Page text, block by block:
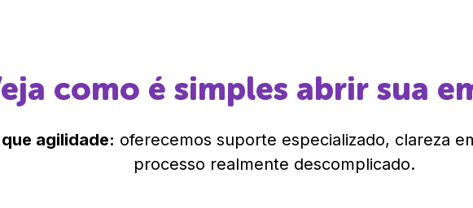
como é simples abrir sua
agilidade: oferecemos suporte especializado, clareza
processo realmente descomplicado.